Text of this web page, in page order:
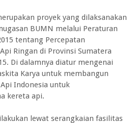
proyek yang dilaksanakan
BUMN melalui Peraturan
tentang Percepatan
Ringan di Provinsi Sumatera
Di dalamnya diatur mengenai
Karya untuk membangun
Indonesia untuk
kereta api.
lewat serangkaian fasilitas